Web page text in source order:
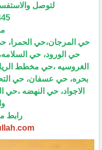
لتوصل
حي المرجان،حي الحمرا،
حي الورود، حي
الغروسيه ،حي مخطط
بحره، حي عسفان، حي
الاجواد، حي النهضه
رابط